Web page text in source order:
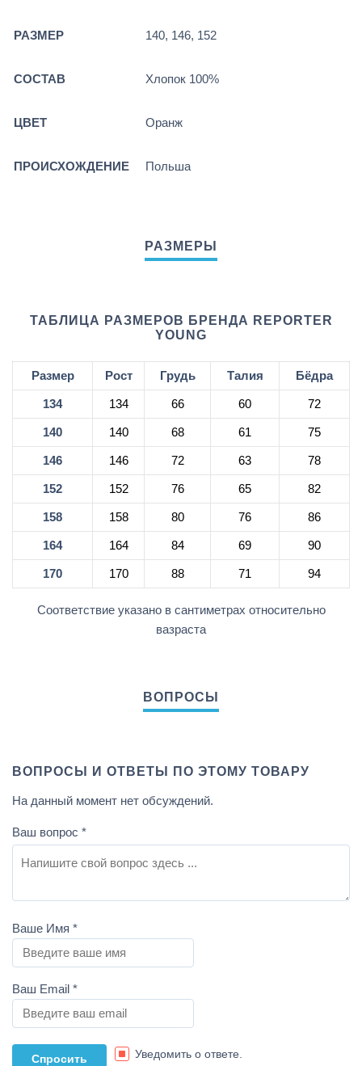
РАЗМЕР 140, 146, 152
СОСТАВ Хлопок 100%
ЦВЕТ Оранж
ПРОИСХОЖДЕНИЕ Польша
ТАБЛИЦА РАЗМЕРОВ БРЕНДА REPORTER
YOUNG
Размер Рост Грудь Талия Бёдра
134 134 66 60 72
140 140 68 61 75
146 146 72 63 78
152 152 76 65 82
158 158 80 76 86
164 164 84 69 90
170 170 88 71 94
Соответствие указано в сантиметрах относительно
вазраста
ВОПРОСЫ И ОТВЕТЫ ПО ЭТОМУ ТОВАРУ
На данный момент нет обсуждений.
Ваш вопрос *
Ваше Имя *
Ваш Email *
Уведомить о ответе.